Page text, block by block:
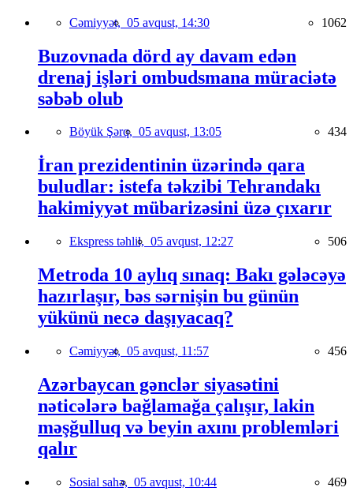
Cəmiyyət, 05 avqust, 14:30 1062
Buzovnada dörd ay davam edən
drenaj işləri ombudsmana müraciətə
səbəb olub
Böyük Şərq, 05 avqust, 13:05 434
İran prezidentinin üzərində qara
buludlar: istefa təkzibi Tehrandakı
hakimiyyət mübarizəsini üzə çıxarır
Ekspress təhlil, 05 avqust, 12:27 506
Metroda 10 aylıq sınaq: Bakı gələcəyə
hazırlaşır, bəs sərnişin bu günün
yükünü necə daşıyacaq?
Cəmiyyət, 05 avqust, 11:57 456
Azərbaycan gənclər siyasətini
nəticələrə bağlamağa çalışır, lakin
məşğulluq və beyin axını problemləri
qalır
Sosial sahə, 05 avqust, 10:44 469